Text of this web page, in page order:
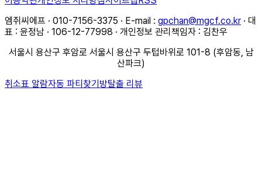
엠쥐씨에프 · 010-7156-3375 · E-mail : gpchan@mgcf.co.kr · 대
표 : 윤정남 · 106-12-77998 · 개인정보 관리책임자 : 김찬우
서울시 용산구 후암로 서울시 용산구 두텁바위로 101-8 (후암동, 남
산파크)
취소표 알람자동 파티찾기방탈출 리뷰